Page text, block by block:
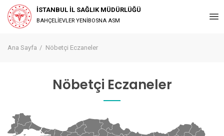
İSTANBUL İL SAĞLIK MÜDÜRLÜĞÜ
BAHÇELİEVLER YENİBOSNA ASM
Ana Sayfa Nöbetçi Eczaneler
Nöbetçi Eczaneler